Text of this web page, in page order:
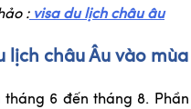
: visa du lịch châu âu
lịch châu Âu vào mùa
6 đến tháng 8.